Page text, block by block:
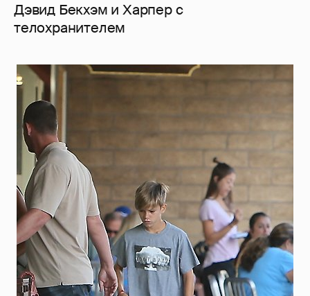
Дэвид Бекхэм и Харпер с
телохранителем